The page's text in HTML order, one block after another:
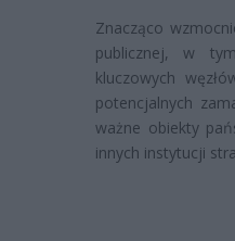
Znacząco
publicznej, w
kluczowych
potencjalnych
ważne obiekty
innych instytucji